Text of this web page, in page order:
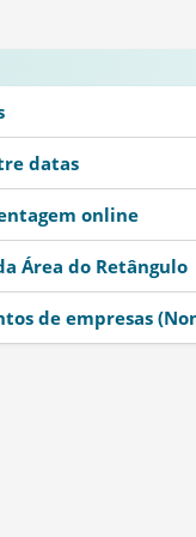
corretamente
datas
online
Área do Retângulo
de empresas